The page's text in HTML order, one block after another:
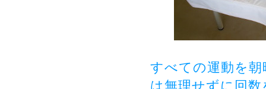
すべての運動を
は無理せずに回